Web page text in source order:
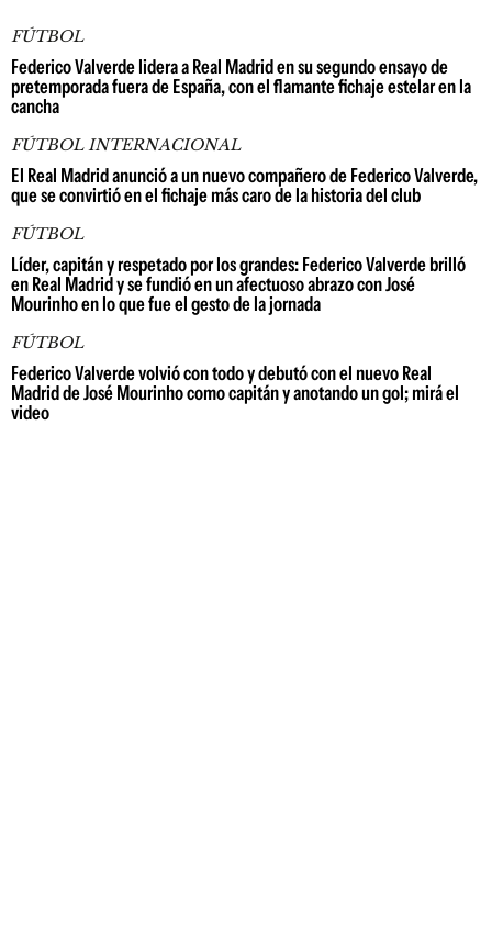
FÚTBOL
Federico Valverde lidera a Real Madrid en su segundo ensayo de
pretemporada fuera de España, con el flamante fichaje estelar en la
cancha
FÚTBOL INTERNACIONAL
El Real Madrid anunció a un nuevo compañero de Federico Valverde,
que se convirtió en el fichaje más caro de la historia del club
FÚTBOL
Líder, capitán y respetado por los grandes: Federico Valverde brilló
en Real Madrid y se fundió en un afectuoso abrazo con José
Mourinho en lo que fue el gesto de la jornada
FÚTBOL
Federico Valverde volvió con todo y debutó con el nuevo Real
Madrid de José Mourinho como capitán y anotando un gol; mirá el
video